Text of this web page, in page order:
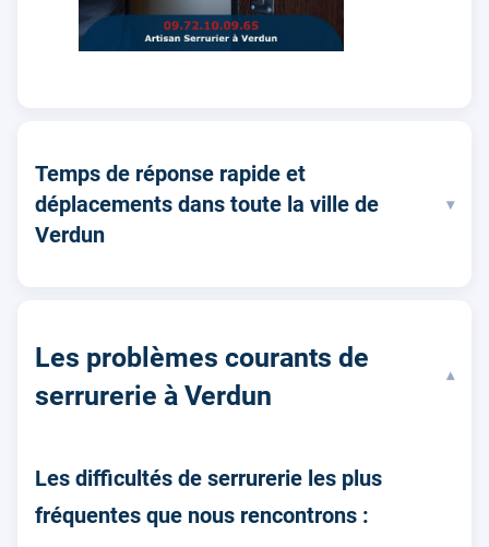
Temps de réponse rapide et
déplacements dans toute la ville de
Verdun
▾
Les problèmes courants de
serrurerie à Verdun
▾
Les difficultés de serrurerie les plus
fréquentes que nous rencontrons :